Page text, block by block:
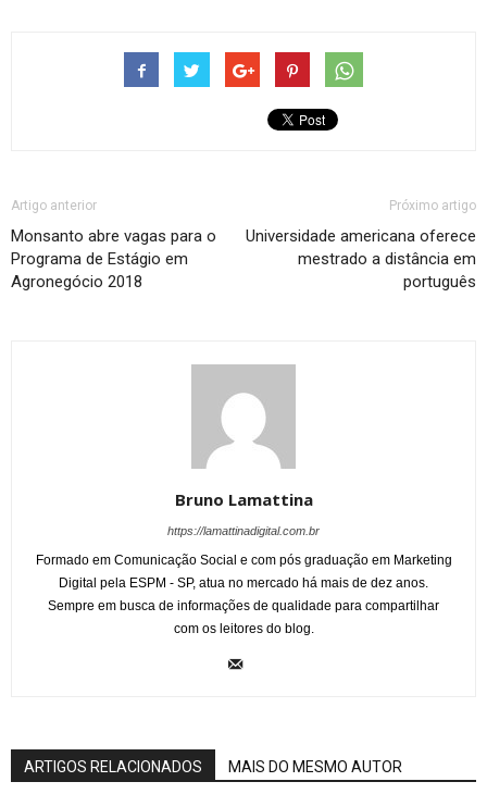
Artigo anterior
Monsanto abre vagas para o
Programa de Estágio em
Agronegócio 2018
Próximo artigo
Universidade americana oferece
mestrado a distância em
português
Bruno Lamattina
https://lamattinadigital.com.br
Formado em Comunicação Social e com pós graduação em Marketing
Digital pela ESPM - SP, atua no mercado há mais de dez anos.
Sempre em busca de informações de qualidade para compartilhar
com os leitores do blog.
ARTIGOS RELACIONADOS MAIS DO MESMO AUTOR